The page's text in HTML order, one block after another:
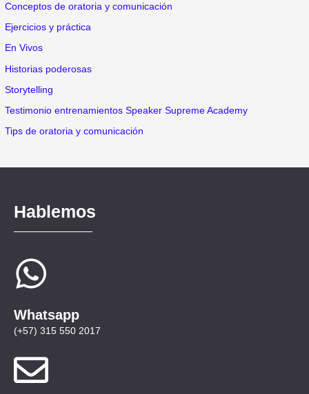
r
p
o
r
Conceptos de oratoria y comunicación
Ejercicios y práctica
En Vivos
Historias poderosas
Storytelling
Testimonio entrenamientos Speaker Supreme Academy
Tips de oratoria y comunicación
Hablemos
Whatsapp
(+57) 315 550 2017